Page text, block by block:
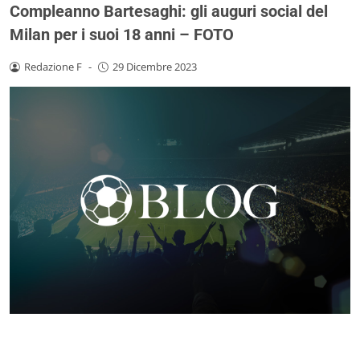
Compleanno Bartesaghi: gli auguri social del
Milan per i suoi 18 anni – FOTO
Redazione F - 29 Dicembre 2023